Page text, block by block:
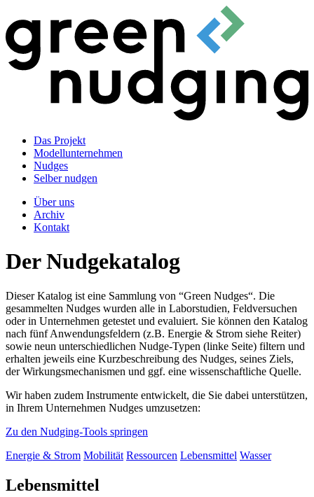
Das Projekt
Modellunternehmen
Nudges
Selber nudgen
Über uns
Archiv
Kontakt
Der Nudgekatalog
Dieser Katalog ist eine Sammlung von “Green Nudges“. Die
gesammelten Nudges wurden alle in Laborstudien, Feldversuchen
oder in Unternehmen getestet und evaluiert. Sie können den Katalog
nach fünf Anwendungsfeldern (z.B. Energie & Strom siehe Reiter)
sowie neun unterschiedlichen Nudge-Typen (linke Seite) filtern und
erhalten jeweils eine Kurzbeschreibung des Nudges, seines Ziels,
der Wirkungsmechanismen und ggf. eine wissenschaftliche Quelle.
Wir haben zudem Instrumente entwickelt, die Sie dabei unterstützen,
in Ihrem Unternehmen Nudges umzusetzen:
Zu den Nudging-Tools springen
Energie & Strom Mobilität Ressourcen Lebensmittel Wasser
Lebensmittel